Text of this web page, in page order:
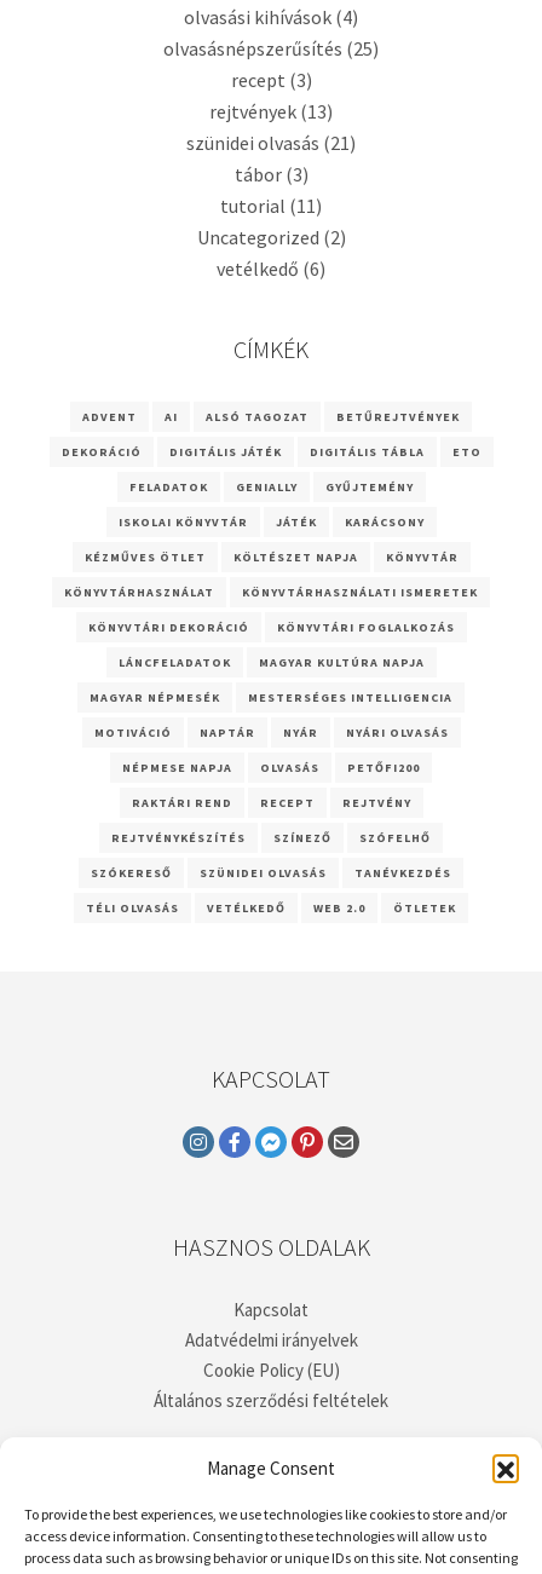
Manage Consent
To provide the best experiences, we use technologies like cookies to store and/or
access device information. Consenting to these technologies will allow us to
process data such as browsing behavior or unique IDs on this site. Not consenting
olvasási kihívások (4)
olvasásnépszerűsítés (25)
recept (3)
rejtvények (13)
szünidei olvasás (21)
tábor(3)
tutorial (11)
Uncategorized (2)
vetélkedő (6)
CÍMKÉK
ADVENT AI ALSÓ TAGOZAT BETŰREJTVÉNYEK
DEKORÁCIÓ DIGITÁLIS JÁTÉK DIGITÁLIS TÁBLA ETO
FELADATOK GENIALLY GYŰJTEMÉNY
ISKOLAI KÖNYVTÁR JÁTÉK KARÁCSONY
KÉZMŰVES ÖTLET KÖLTÉSZET NAPJA KÖNYVTÁR
KÖNYVTÁRHASZNÁLAT KÖNYVTÁRHASZNÁLATI ISMERETEK
KÖNYVTÁRI DEKORÁCIÓ KÖNYVTÁRI FOGLALKOZÁS
LÁNCFELADATOK MAGYAR KULTÚRA NAPJA
MAGYAR NÉPMESÉK MESTERSÉGES INTELLIGENCIA
MOTIVÁCIÓ NAPTÁR NYÁR NYÁRI OLVASÁS
NÉPMESE NAPJA OLVASÁS PETŐFI200
RAKTÁRI REND RECEPT REJTVÉNY
REJTVÉNYKÉSZÍTÉS SZÍNEZŐ SZÓFELHŐ
SZÓKERESŐ SZÜNIDEI OLVASÁS TANÉVKEZDÉS
TÉLI OLVASÁS VETÉLKEDŐ WEB 2.0 ÖTLETEK
KAPCSOLAT
HASZNOS OLDALAK
Kapcsolat
Adatvédelmi irányelvek
Cookie Policy (EU)
Általános szerződési feltételek